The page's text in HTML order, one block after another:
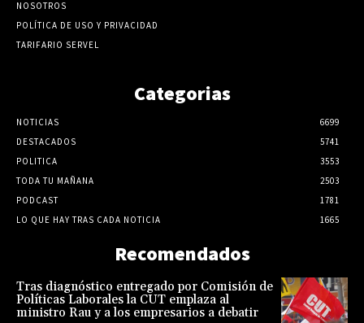
NOSOTROS
POLÍTICA DE USO Y PRIVACIDAD
TARIFARIO SERVEL
Categorias
NOTICIAS
6699
DESTACADOS
5741
POLITICA
3553
TODA TU MAÑANA
2503
PODCAST
1781
LO QUE HAY TRAS CADA NOTICIA
1665
Recomendados
Tras diagnóstico entregado por Comisión de
Políticas Laborales la CUT emplaza al
ministro Rau y a los empresarios a debatir